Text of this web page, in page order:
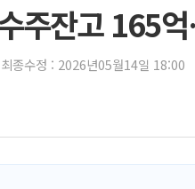
주잔고 165
최종수정 : 2026년05월14일 18:00